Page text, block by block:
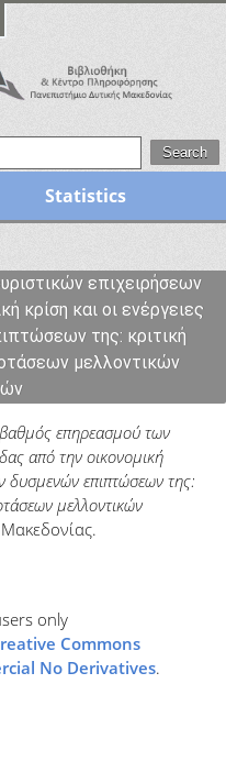
Statistics
επιχειρήσεων
κρίση και οι ενέργειες
της: κριτική
μελλοντικών
επηρεασμού των
από την οικονομική
δυσμενών επιπτώσεων της:
μελλοντικών
Μακεδονίας.
only
Commons
No Derivatives.